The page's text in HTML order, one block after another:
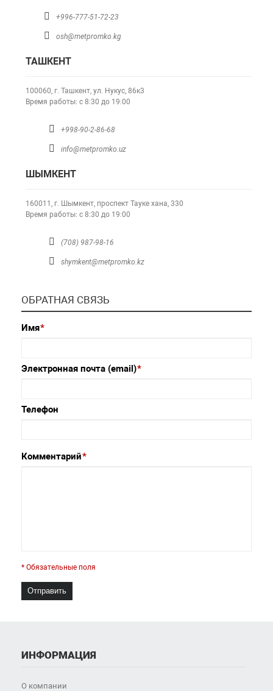
+996-777-51-72-23
osh@metpromko.kg
ТАШКЕНТ
100060, г. Ташкент,ул. Нукус, 86к3
Время работы: с 8:30 до 19:00
+998-90-2-86-68
info@metpromko.uz
ШЫМКЕНТ
160011, г. Шымкент, проспект Тауке хана, 330
Время работы: с 8:30 до 19:00
(708) 987-98-16
shymkent@metpromko.kz
ОБРАТНАЯ СВЯЗЬ
*
Имя
*
Электронная почта (email)
Телефон
*
Комментарий
* Обязательные поля
Отправить
ИНФОРМАЦИЯ
О компании